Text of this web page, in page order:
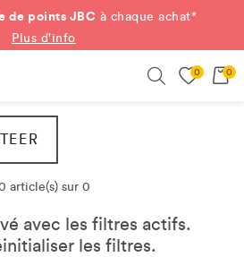
de points JBC à chaque achat*
Plus d'info
0 0
article(s) sur 0
avec les filtres actifs.
les filtres.